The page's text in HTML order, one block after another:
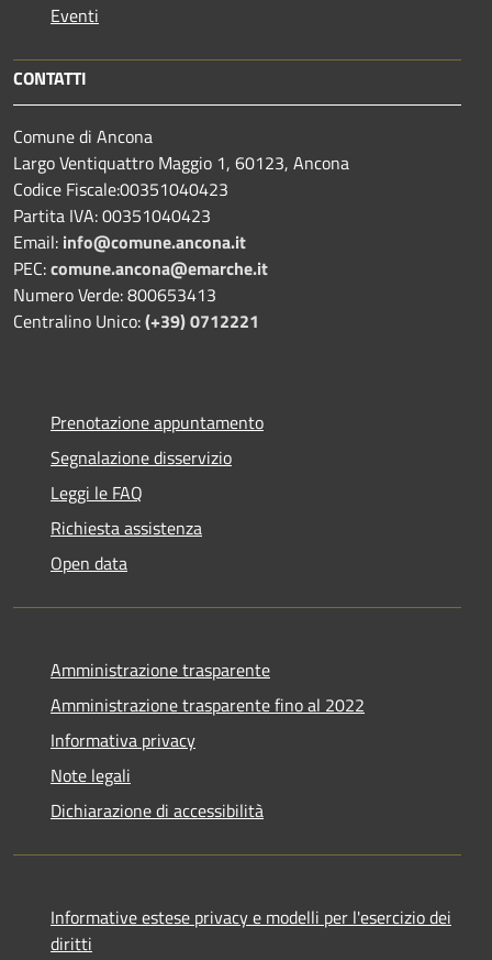
Eventi
CONTATTI
Comune di Ancona
Largo Ventiquattro Maggio 1, 60123, Ancona
Codice Fiscale:00351040423
Partita IVA: 00351040423
Email: info@comune.ancona.it
PEC:comune.ancona@emarche.it
Numero Verde: 800653413
Centralino Unico:(+39) 0712221
Prenotazione appuntamento
Segnalazione disservizio
Leggi le FAQ
Richiesta assistenza
Open data
Amministrazione trasparente
Amministrazione trasparente fino al 2022
Informativa privacy
Note legali
Dichiarazione di accessibilità
Informative estese privacy e modelli per l'esercizio dei
diritti